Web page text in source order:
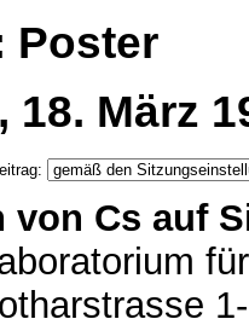
Poster
18. März
Cs auf